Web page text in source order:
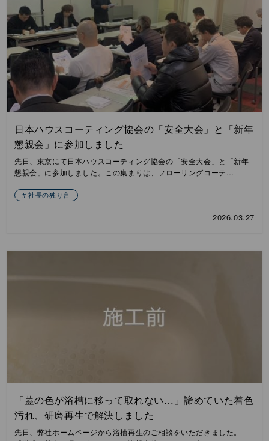
日本ハウスコーティング協会の「安全大会」と「新年
懇親会」に参加しました
先日、東京にて日本ハウスコーティング協会の「安全大会」と「新年
懇親会」に参加しました。この集まりは、フローリングコーテ…
社長の独り言
2026.03.27
「蓋の色が浴槽に移って取れない…」諦めていた着色
汚れ、研磨再生で解決しました
先日、弊社ホームページから浴槽再生のご相談をいただきました。